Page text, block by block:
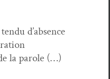
d’absence
la parole (…)